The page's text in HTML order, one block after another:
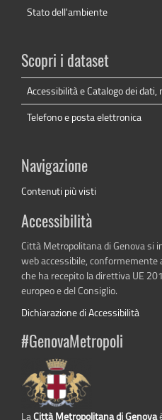
Stato dell'ambiente
Scopri i dataset
Accessibilità e Catalogo dei
Telefono e posta elettronica
Navigazione
Contenuti più visti
Accessibilità
Città Metropolitana di Genova si
web accessibile,
che ha recepito la direttiva UE
europeo e del Consiglio.
Dichiarazione di Accessibilità
#GenovaMetropoli
LaCittà Metropolitana di Genova